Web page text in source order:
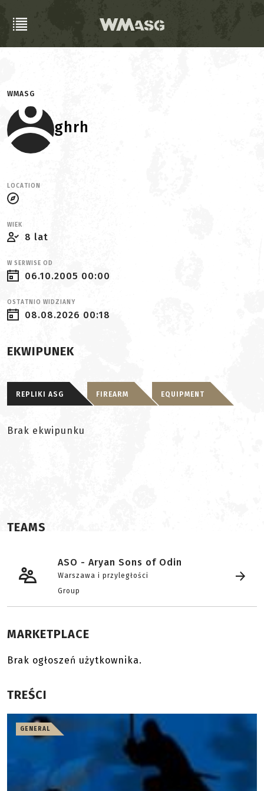
WMASG
ghrh
LOCATION
WIEK
8 lat
W SERWISE OD
06.10.2005 00:00
OSTATNIO WIDZIANY
08.08.2026 00:18
EKWIPUNEK
REPLIKI ASG FIREARM EQUIPMENT
Brak ekwipunku
TEAMS
ASO - Aryan Sons of Odin
Warszawa i przyległości
Group
MARKETPLACE
Brak ogłoszeń użytkownika.
TREŚCI
GENERAL